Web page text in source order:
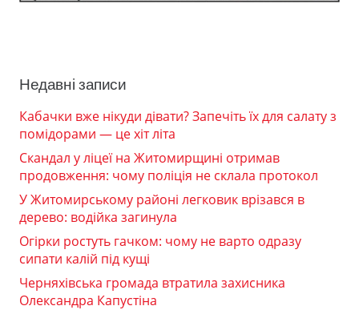
Недавні записи
Кабачки вже нікуди дівати? Запечіть їх для салату з
помідорами — це хіт літа
Скандал у ліцеї на Житомирщині отримав
продовження: чому поліція не склала протокол
У Житомирському районі легковик врізався в
дерево: водійка загинула
Огірки ростуть гачком: чому не варто одразу
сипати калій під кущі
Черняхівська громада втратила захисника
Олександра Капустіна